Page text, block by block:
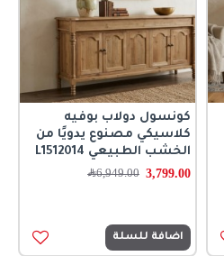
كونسول دولاب بوفيه
كلاسيكي مصنوع يدويًا من
الخشب الطبيعي L1512014
3,799.00
6,949.00﷼
اضافة للسلة